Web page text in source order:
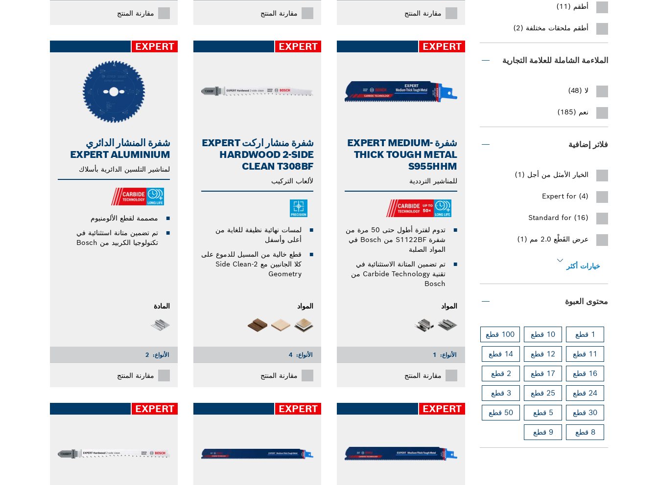
أطقم (11)
أطقم ملحقات مختلفة (2)
الملاءمة الشاملة للعلامة التجارية
لا (48)
نعم (185)
فلاتر إضافية
الخيار الأمثل من أجل (1)
Expert for (4)
Standard for (16)
عرض القَطْع 2.0 مم (1)
خيارات أكثر
محتوى العبوة
1 قطع 10 قطع 100 قطع
11 قطع 12 قطع 14 قطع
16 قطع 17 قطع 2 قطع
24 قطع 25 قطع 3 قطع
30 قطع 5 قطع 50 قطع
8 قطع 9 قطع
مقارنة المنتج مقارنة المنتج مقارنة المنتج
EXPERT
شفرة EXPERT MEDIUM-
THICK TOUGH METAL
S955HHM
للمناشير الترددية
تدوم لفترة أطول حتى 50 مرة من
شفرة S1122BF من Bosch في
المواد الصلبة
تم تضمين المتانة الاستثنائية في
تقنية Carbide Technology من
Bosch
المواد
الأنواع: 1
مقارنة المنتج
EXPERT
شفرة منشار اركت EXPERT
HARDWOOD 2-SIDE
CLEAN T308BF
لألعاب التركيب
لمسات نهائية نظيفة للغاية من
أعلى وأسفل
قطع خالية من المسيل للدموع على
كلا الجانبين مع 2-Side Clean
Geometry
المواد
الأنواع: 4
مقارنة المنتج
EXPERT
شفرة المنشار الدائري
EXPERT ALUMINIUM
لمناشير التلسين الدائرية بأسلاك
مصممة لقطع الألومنيوم
تم تضمين متانة استثنائية في
تكنولوجيا الكربيد من Bosch
المادة
الأنواع: 2
مقارنة المنتج
EXPERT
EXPERT
EXPERT